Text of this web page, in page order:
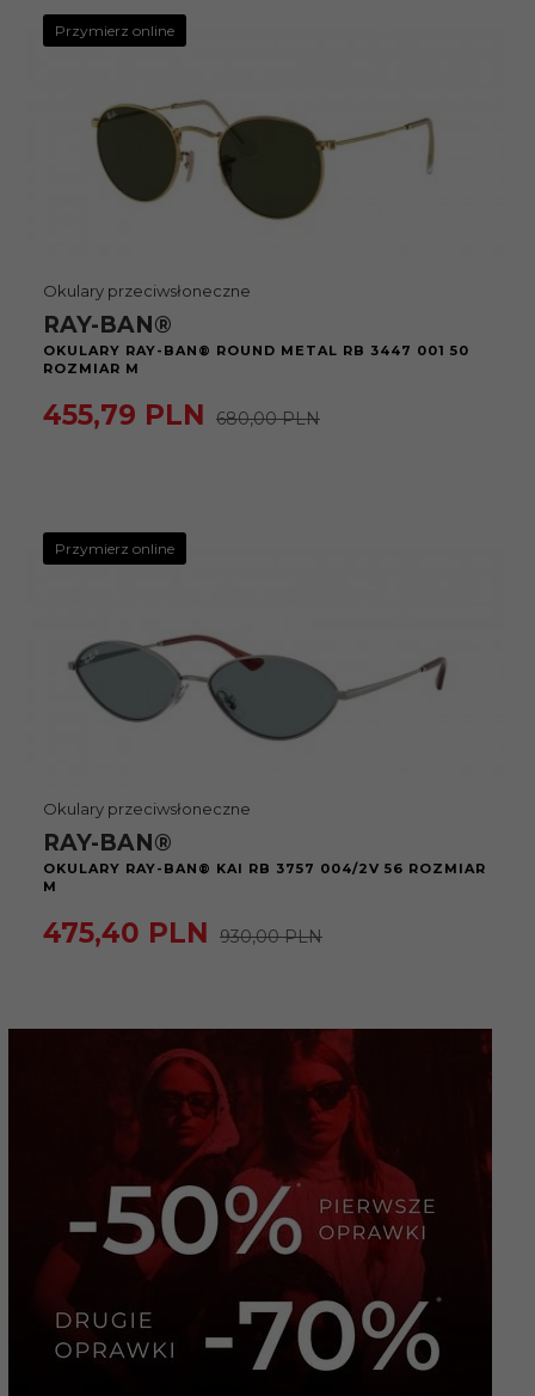
Przymierz online
Okulary przeciwsłoneczne
RAY-BAN®
OKULARY RAY-BAN® ROUND METAL RB 3447 001 50
ROZMIAR M
455,79 PLN 680,00 PLN
Przymierz online
Okulary przeciwsłoneczne
RAY-BAN®
OKULARY RAY-BAN® KAI RB 3757 004/2V 56 ROZMIAR
M
475,40 PLN 930,00 PLN